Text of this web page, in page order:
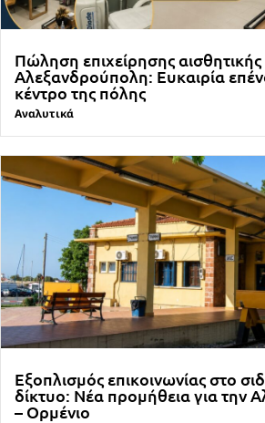
Πώληση επιχείρησης
Αλεξανδρούπολη: Ευκαιρία
κέντρο της πόλης
Αναλυτικά
Εξοπλισμός επικοινωνίας στο
δίκτυο: Νέα προμήθεια για την
– Ορμένιο